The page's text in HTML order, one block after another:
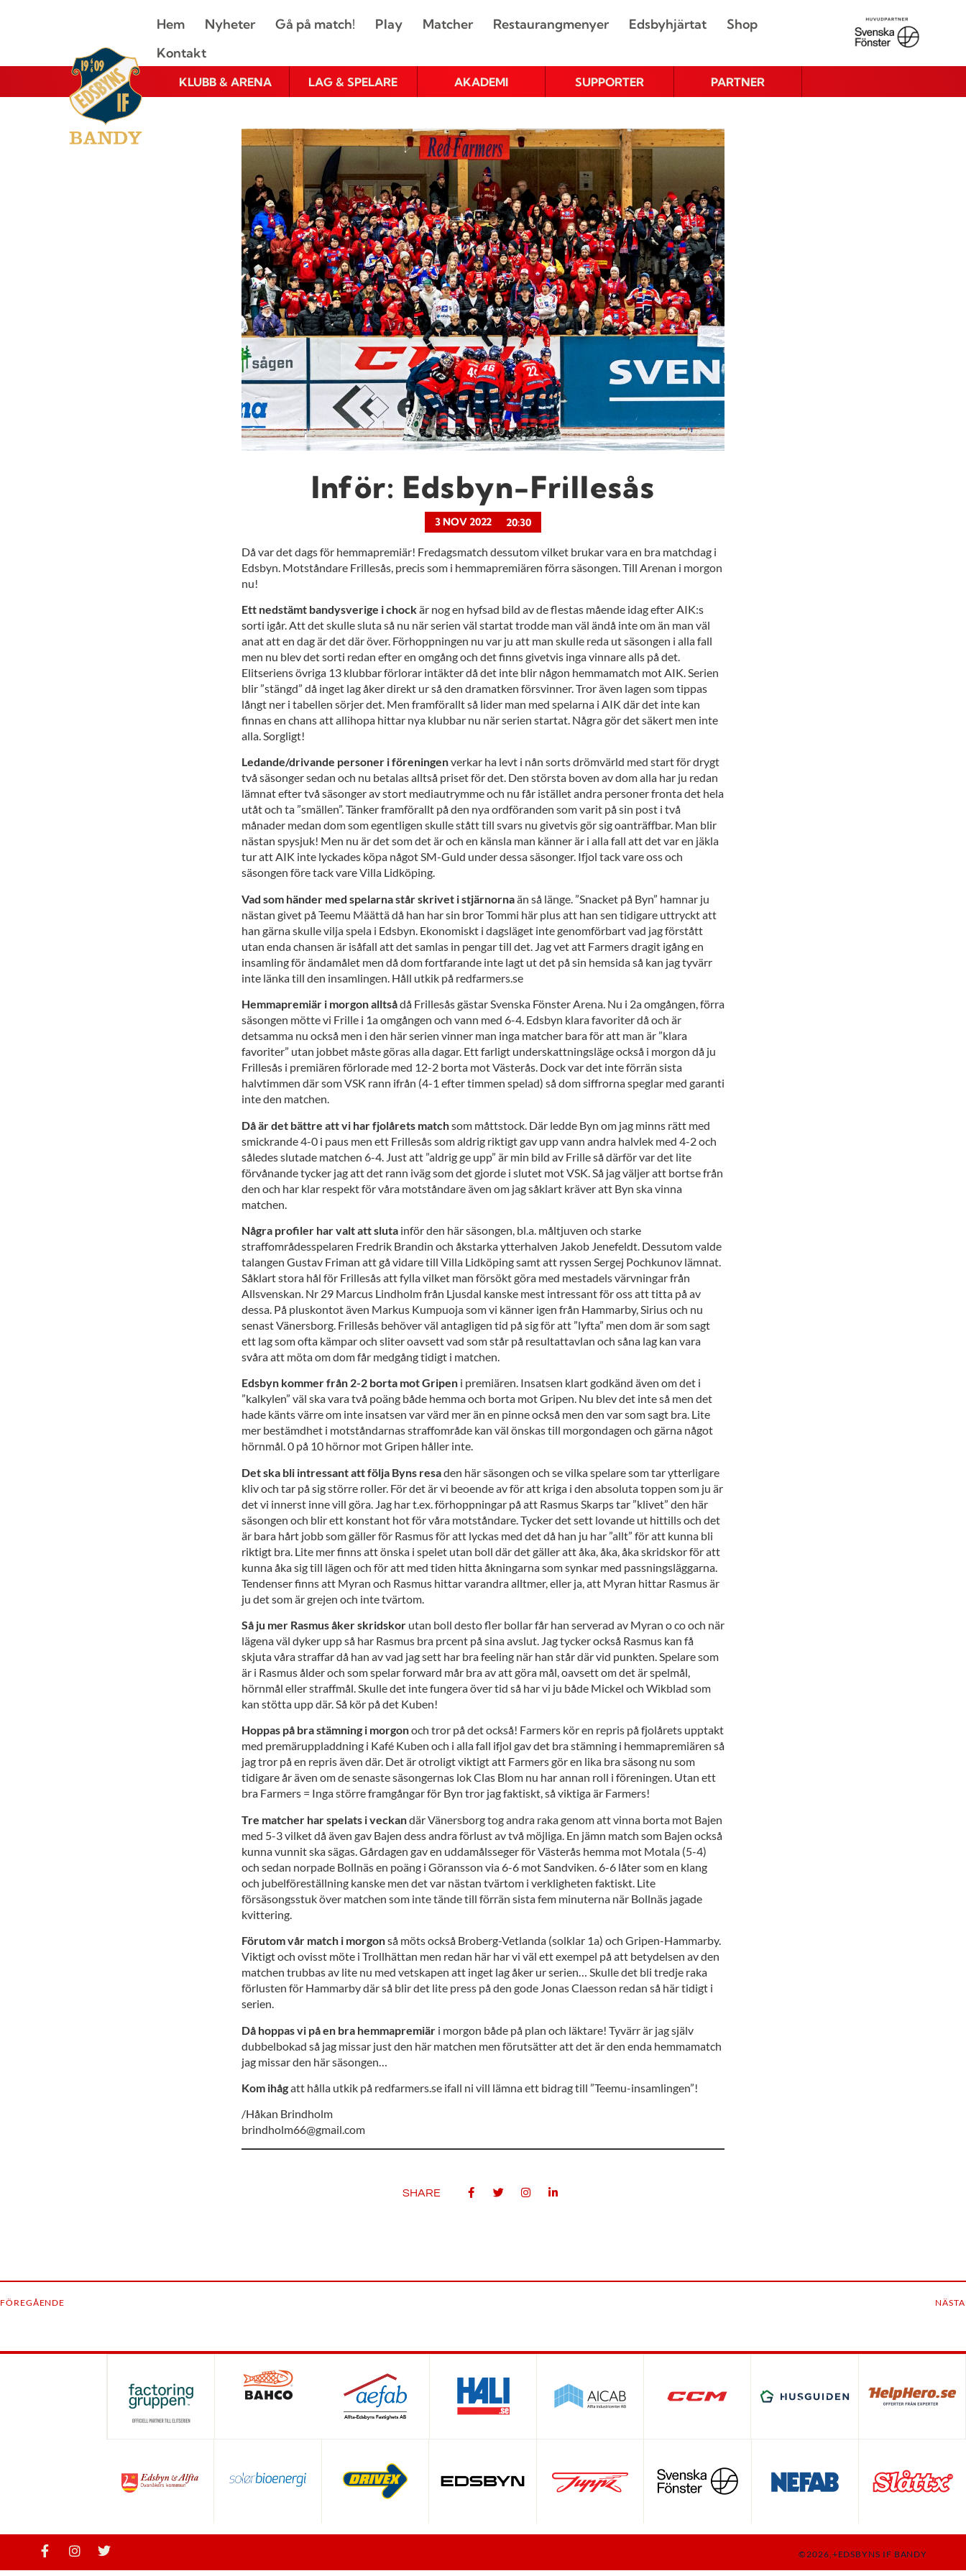
Hem Nyheter Gå på match! Play Matcher Restaurangmenyer Edsbyhjärtat
Shop
Kontakt
KLUBB & ARENA LAG & SPELARE AKADEMI SUPPORTER PARTNER
Inför: Edsbyn-Frillesås
3 NOV 2022 20:30
Då var det dags för hemmapremiär! Fredagsmatch dessutom vilket brukar vara en bra matchdag i
Edsbyn. Motståndare Frillesås, precis som i hemmapremiären förra säsongen. Till Arenan i morgon
nu!
Ett nedstämt bandysverige i chockär nog en hyfsad bild av de flestas mående idag efter AIK:s
sorti igår. Att det skulle sluta så nu när serien väl startat trodde man väl ändå inte om än man väl
anat att en dag är det där över. Förhoppningen nu var ju att man skulle reda ut säsongen i alla fall
men nu blev det sorti redan efter en omgång och det finns givetvis inga vinnare alls på det.
Elitseriens övriga 13 klubbar förlorar intäkter då det inte blir någon hemmamatch mot AIK. Serien
blir ”stängd” då inget lag åker direkt ur så den dramatken försvinner. Tror även lagen som tippas
långt ner i tabellen sörjer det. Men framförallt så lider man med spelarna i AIK där det inte kan
finnas en chans att allihopa hittar nya klubbar nu när serien startat. Några gör det säkert men inte
alla. Sorgligt!
Ledande/drivande personer i föreningenverkar ha levt i nån sorts drömvärld med start för drygt
två säsonger sedan och nu betalas alltså priset för det. Den största boven av dom alla har ju redan
lämnat efter två säsonger av stort mediautrymme och nu får istället andra personer fronta det hela
utåt och ta ”smällen”. Tänker framförallt på den nya ordföranden som varit på sin post i två
månader medan dom som egentligen skulle stått till svars nu givetvis gör sig oanträffbar. Man blir
nästan spysjuk! Men nu är det som det är och en känsla man känner är i alla fall att det var en jäkla
tur att AIK inte lyckades köpa något SM-Guld under dessa säsonger. Ifjol tack vare oss och
säsongen före tack vare Villa Lidköping.
Vad som händer med spelarna står skrivet i stjärnornaän så länge. ”Snacket på Byn” hamnar ju
nästan givet på Teemu Määttä då han har sin bror Tommi här plus att han sen tidigare uttryckt att
han gärna skulle vilja spela i Edsbyn. Ekonomiskt i dagsläget inte genomförbart vad jag förstått
utan enda chansen är isåfall att det samlas in pengar till det. Jag vet att Farmers dragit igång en
insamling för ändamålet men då dom fortfarande inte lagt ut det på sin hemsida så kan jag tyvärr
inte länka till den insamlingen. Håll utkik på redfarmers.se
Hemmapremiär i morgon alltsådå Frillesås gästar Svenska Fönster Arena. Nu i 2a omgången, förra
säsongen mötte vi Frille i 1a omgången och vann med 6-4. Edsbyn klara favoriter då och är
detsamma nu också men i den här serien vinner man inga matcher bara för att man är ”klara
favoriter” utan jobbet måste göras alla dagar. Ett farligt underskattningsläge också i morgon då ju
Frillesås i premiären förlorade med 12-2 borta mot Västerås. Dock var det inte förrän sista
halvtimmen där som VSK rann ifrån (4-1 efter timmen spelad) så dom siffrorna speglar med garanti
inte den matchen.
Då är det bättre att vi har fjolårets matchsom måttstock. Där ledde Byn om jag minns rätt med
smickrande 4-0 i paus men ett Frillesås som aldrig riktigt gav upp vann andra halvlek med 4-2 och
således slutade matchen 6-4. Just att ”aldrig ge upp” är min bild av Frille så därför var det lite
förvånande tycker jag att det rann iväg som det gjorde i slutet mot VSK. Så jag väljer att bortse från
den och har klar respekt för våra motståndare även om jag såklart kräver att Byn ska vinna
matchen.
Några profiler har valt att sluta inför den här säsongen, bl.a. måltjuven och starke
straffområdesspelaren Fredrik Brandin och åkstarka ytterhalven Jakob Jenefeldt. Dessutom valde
talangen Gustav Friman att gå vidare till Villa Lidköping samt att ryssen Sergej Pochkunov lämnat.
Såklart stora hål för Frillesås att fylla vilket man försökt göra med mestadels värvningar från
Allsvenskan. Nr 29 Marcus Lindholm från Ljusdal kanske mest intressant för oss att titta på av
dessa. På pluskontot även Markus Kumpuoja som vi känner igen från Hammarby, Sirius och nu
senast Vänersborg. Frillesås behöver väl antagligen tid på sig för att ”lyfta” men dom är som sagt
ett lag som ofta kämpar och sliter oavsett vad som står på resultattavlan och såna lag kan vara
svåra att möta om dom får medgång tidigt i matchen.
Edsbyn kommer från 2-2 borta mot Gripen i premiären. Insatsen klart godkänd även om det i
”kalkylen” väl ska vara två poäng både hemma och borta mot Gripen. Nu blev det inte så men det
hade känts värre om inte insatsen var värd mer än en pinne också men den var som sagt bra. Lite
mer bestämdhet i motståndarnas straffområde kan väl önskas till morgondagen och gärna något
hörnmål. 0 på 10 hörnor mot Gripen håller inte.
Det ska bli intressant att följa Byns resaden här säsongen och se vilka spelare som tar ytterligare
kliv och tar på sig större roller. För det är vi beoende av för att kriga i den absoluta toppen som ju är
det vi innerst inne vill göra. Jag har t.ex. förhoppningar på att Rasmus Skarps tar ”klivet” den här
säsongen och blir ett konstant hot för våra motståndare. Tycker det sett lovande ut hittills och det
är bara hårt jobb som gäller för Rasmus för att lyckas med det då han ju har ”allt” för att kunna bli
riktigt bra. Lite mer finns att önska i spelet utan boll där det gäller att åka, åka, åka skridskor för att
kunna åka sig till lägen och för att med tiden hitta åkningarna som synkar med passningsläggarna.
Tendenser finns att Myran och Rasmus hittar varandra alltmer, eller ja, att Myran hittar Rasmus är
ju det som är grejen och inte tvärtom.
Så ju mer Rasmus åker skridskor utan boll desto fler bollar får han serverad av Myran o co och när
lägena väl dyker upp så har Rasmus bra prcent på sina avslut. Jag tycker också Rasmus kan få
skjuta våra straffar då han av vad jag sett har bra feeling när han står där vid punkten. Spelare som
är i Rasmus ålder och som spelar forward mår bra av att göra mål, oavsett om det är spelmål,
hörnmål eller straffmål. Skulle det inte fungera över tid så har vi ju både Mickel och Wikblad som
kan stötta upp där. Så kör på det Kuben!
Hoppas på bra stämning i morgonoch tror på det också! Farmers kör en repris på fjolårets upptakt
med premäruppladdning i Kafé Kuben och i alla fall ifjol gav det bra stämning i hemmapremiären så
jag tror på en repris även där. Det är otroligt viktigt att Farmers gör en lika bra säsong nu som
tidigare år även om de senaste säsongernas lok Clas Blom nu har annan roll i föreningen. Utan ett
bra Farmers = Inga större framgångar för Byn tror jag faktiskt, så viktiga är Farmers!
Tre matcher har spelats i veckandär Vänersborg tog andra raka genom att vinna borta mot Bajen
med 5-3 vilket då även gav Bajen dess andra förlust av två möjliga. En jämn match som Bajen också
kunna vunnit ska sägas. Gårdagen gav en uddamålsseger för Västerås hemma mot Motala (5-4)
och sedan norpade Bollnäs en poäng i Göransson via 6-6 mot Sandviken. 6-6 låter som en klang
och jubelföreställning kanske men det var nästan tvärtom i verkligheten faktiskt. Lite
försäsongsstuk över matchen som inte tände till förrän sista fem minuterna när Bollnäs jagade
kvittering.
Förutom vår match i morgonså möts också Broberg-Vetlanda (solklar 1a) och Gripen-Hammarby.
Viktigt och ovisst möte i Trollhättan men redan här har vi väl ett exempel på att betydelsen av den
matchen trubbas av lite nu med vetskapen att inget lag åker ur serien… Skulle det bli tredje raka
förlusten för Hammarby där så blir det lite press på den gode Jonas Claesson redan så här tidigt i
serien.
Då hoppas vi på en bra hemmapremiär i morgon både på plan och läktare! Tyvärr är jag själv
dubbelbokad så jag missar just den här matchen men förutsätter att det är den enda hemmamatch
jag missar den här säsongen…
Kom ihågatt hålla utkik på redfarmers.se ifall ni vill lämna ett bidrag till ”Teemu-insamlingen”!
/Håkan Brindholm
brindholm66@gmail.com
SHARE
FÖREGÅENDE NÄSTA
©2026,+EDSBYNS IF BANDY